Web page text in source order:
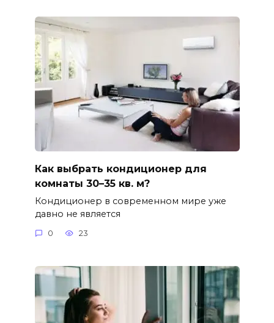
Как выбрать кондиционер для
комнаты 30–35 кв. м?
Кондиционер в современном мире уже
давно не является
0 23